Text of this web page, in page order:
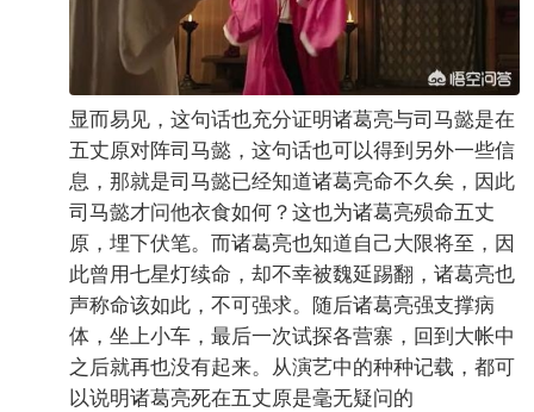
显而易见，这句话也充分证明诸葛亮与司马懿是在
五丈原对阵司马懿，这句话也可以得到另外一些信
息，那就是司马懿已经知道诸葛亮命不久矣，因此
司马懿才问他衣食如何？这也为诸葛亮殒命五丈
原，埋下伏笔。而诸葛亮也知道自己大限将至，因
此曾用七星灯续命，却不幸被魏延踢翻，诸葛亮也
声称命该如此，不可强求。随后诸葛亮强支撑病
体，坐上小车，最后一次试探各营寨，回到大帐中
之后就再也没有起来。从演艺中的种种记载，都可
以说明诸葛亮死在五丈原是毫无疑问的